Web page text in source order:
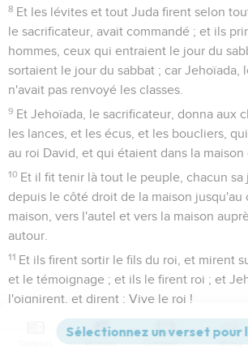
8 Et les lévites et tout Juda firent selon
le sacrificateur, avait commandé ; et ils
hommes, ceux qui entraient le jour du
sortaient le jour du sabbat ; car Jehoïada,
n'avait pas renvoyé les classes.
9 Et Jehoïada, le sacrificateur, donna aux
les lances, et les écus, et les boucliers,
au roi David, et qui étaient dans la maison
10 Et il fit tenir là tout le peuple, chacun sa
depuis le côté droit de la maison jusqu'au
maison, vers l'autel et vers la maison
autour.
11 Et ils firent sortir le fils du roi, et mirent
et le témoignage ; et ils le firent roi ; et
l'oignirent, et dirent : Vive le roi !
Et Athalie entendit le cri du peuple qui
le roi, et elle entra vers le peuple dans la
Versions Commentaires Strong